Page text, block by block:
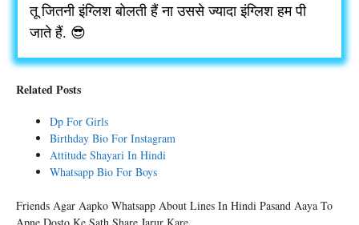
तू जितनी इंग्लिश बोलती हैं ना उससे ज्यादा इंग्लिश हम पी
जाते हैं. 😎
Related Posts
Dp For Girls
Birthday Bio For Instagram
Attitude Shayari In Hindi
Whatsapp Bio For Boys
Friends Agar Aapko Whatsapp About Lines In Hindi Pasand Aaya To
Apne Dosto Ke Sath Share Jarur Kare.